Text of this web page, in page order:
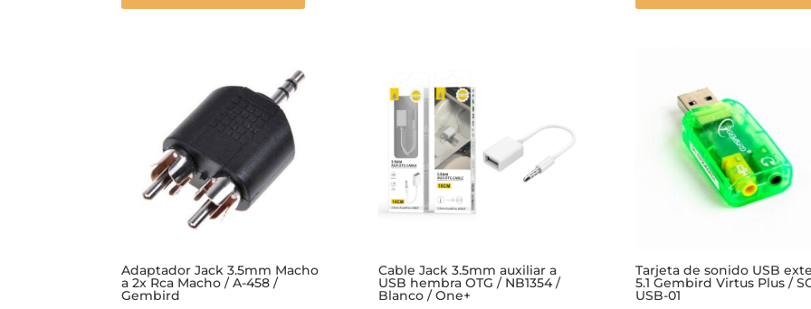
Adaptador Jack 3.5mm Macho
a 2x Rca Macho / A-458 /
Gembird
Cable Jack 3.5mm auxiliar a
USB hembra OTG / NB1354 /
Blanco / One+
Tarjeta de sonido USB
5.1 Gembird Virtus Plus /
USB-01